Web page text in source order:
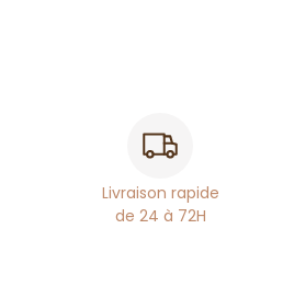
Livraison rapide
de 24 à 72H